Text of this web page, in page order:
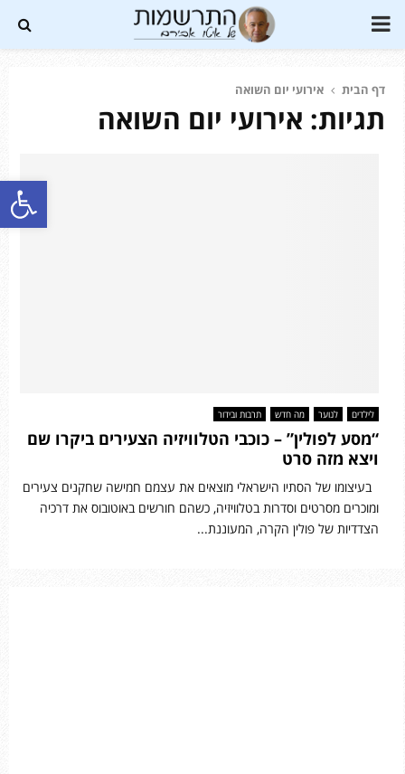
פתח סרגל נגישות
PRIMARY
דף הבית אירועי יום השואה
תגיות: אירועי יום השואה
לילדים לנוער מה חדש תרבות ובידור
“מסע לפולין” – כוכבי הטלוויזיה הצעירים ביקרו שם
ויצא מזה סרט
בעיצומו של הסתיו הישראלי מוצאים את עצמם חמישה שחקנים צעירים
ומוכרים מסרטים וסדרות בטלוויזיה, כשהם חורשים באוטובוס את דרכיה
הצדדיות של פולין הקרה, המעוננת...